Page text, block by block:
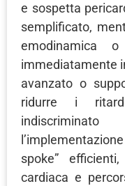
e sospetta
semplificato,
emodinamica
immediatamente
avanzato o
ridurre i
spoke”
cardiaca e